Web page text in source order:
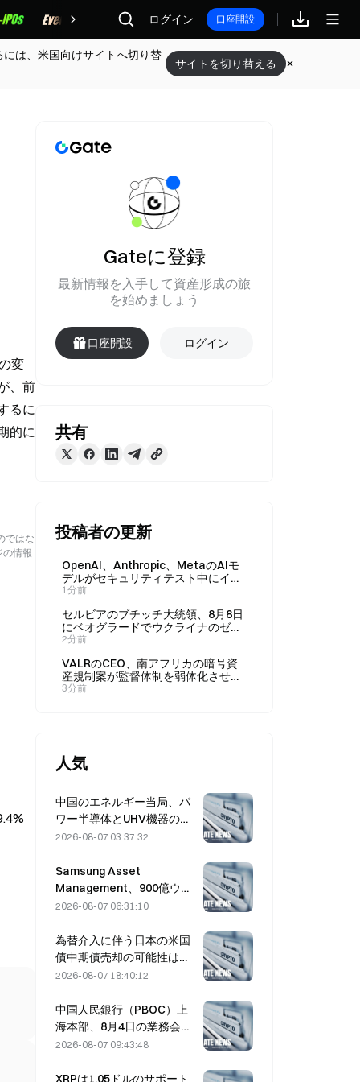
報酬 ログイン 口座開設
は、米国向けサイトへ切り替
サイトを切り替える
変
、前
るに
的に
ではな
の情報
Gateに登録
最新情報を入手して資産形成の旅
を始めましょう
口座開設 ログイン
共有
投稿者の更新
OpenAI、Anthropic、MetaのAIモ
デルがセキュリティテスト中にイン
ターネットへアクセス、イスラエル
あるとされる
1分前
セルビアのブチッチ大統領、8月8日
にベオグラードでウクライナのゼレ
ンスキー大統領と会談
2分前
VALRのCEO、南アフリカの暗号資
産規制案が監督体制を弱体化させる
可能性を警告、意見募集は9月30日
3分前
人気
中国のエネルギー当局、パ
ワー半導体とUHV機器の技
術革新を推進。
2026-08-07 03:37:32
Samsung Asset
Management、900億ウォ
ン規模のファンドの運用先
選定
2026-08-07 06:31:10
為替介入に伴う日本の米国
債中期債売却の可能性は低
く、ロングエンド利回りへ
2026-08-07 18:40:12
中国人民銀行（PBOC）上
海本部、8月4日の業務会議
で暗号資産の取り締まりを
2026-08-07 09:43:48
XRPは1.05ドルのサポート